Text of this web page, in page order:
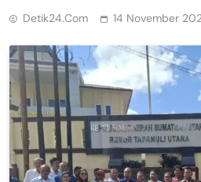
Detik24.com 14 November